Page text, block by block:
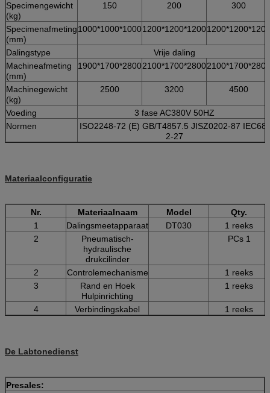
Specimengewicht
(kg)
150 200 300
Specimenafmeting
(mm)
1000*1000*10001200*1200*12001200*1200*1200
Dalingstype
Vrije daling
Machineafmeting
(mm)
1900*1700*28002100*1700*28002100*1700*2800
Machinegewicht
(kg)
2500 3200 4500
Voeding
3 fase AC380V 50HZ
Normen
ISO2248-72 (E) GB/T4857.5 JISZ0202-87 IEC68-
2-27
Materiaalconfiguratie
Nr. Materiaalnaam Model
Qty.
1
Dalingsmeetapparaat DT030
1 reeks
2
Pneumatisch-
hydraulische
drukcilinder
PCs 1
2 Controlemechanisme
1 reeks
3
Rand en Hoek
Hulpinrichting
1 reeks
4 Verbindingskabel 1 reeks
De Labtonedienst
Presales: